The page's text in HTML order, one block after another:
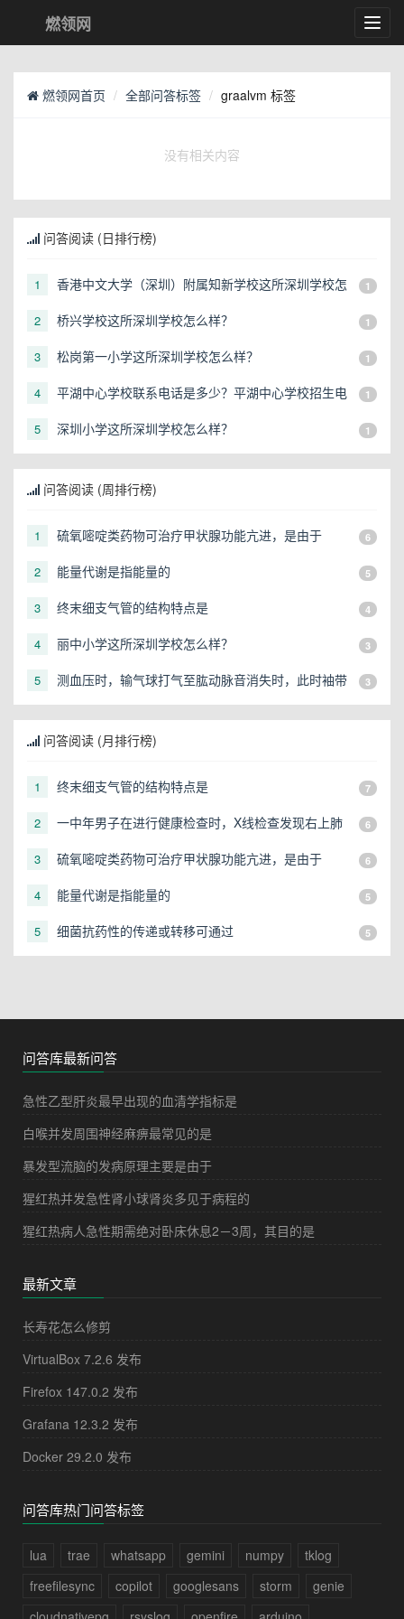
燃领网
燃领网首页 全部问答标签 graalvm 标签
没有相关内容
问答阅读 (日排行榜)
1
香港中文大学（深圳）附属知新学校这所深圳学校怎
1
2 桥兴学校这所深圳学校怎么样？ 1
3 松岗第一小学这所深圳学校怎么样？ 1
4
平湖中心学校联系电话是多少？平湖中心学校招生电
1
5 深圳小学这所深圳学校怎么样？ 1
问答阅读 (周排行榜)
1 硫氧嘧啶类药物可治疗甲状腺功能亢进，是由于 6
2 能量代谢是指能量的 5
3 终末细支气管的结构特点是 4
4 丽中小学这所深圳学校怎么样？ 3
5
测血压时，输气球打气至肱动脉音消失时，此时袖带
内压力是（）
3
问答阅读 (月排行榜)
1 终末细支气管的结构特点是 7
2
一中年男子在进行健康检查时，X线检查发现右上肺
6
3 硫氧嘧啶类药物可治疗甲状腺功能亢进，是由于 6
4 能量代谢是指能量的 5
5 细菌抗药性的传递或转移可通过 5
问答库最新问答
急性乙型肝炎最早出现的血清学指标是
白喉并发周围神经麻痹最常见的是
暴发型流脑的发病原理主要是由于
猩红热并发急性肾小球肾炎多见于病程的
猩红热病人急性期需绝对卧床休息2－3周，其目的是
最新文章
长寿花怎么修剪
VirtualBox 7.2.6 发布
Firefox 147.0.2 发布
Grafana 12.3.2 发布
Docker 29.2.0 发布
问答库热门问答标签
lua trae whatsapp gemini numpy
tklog
freefilesync
copilot googlesans storm
genie